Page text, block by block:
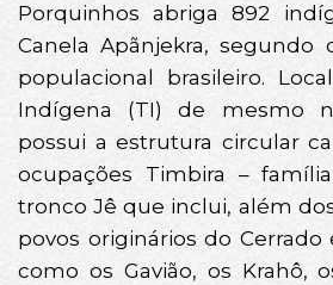
Porquinhos abriga 892
Canela Apãnjekra, segundo
populacional brasileiro.
Indígena (TI) de mesmo
possui a estrutura circular
ocupações Timbira –
tronco Jê que inclui, além
povos originários do Cerrado
como os Gavião, os Krahô,